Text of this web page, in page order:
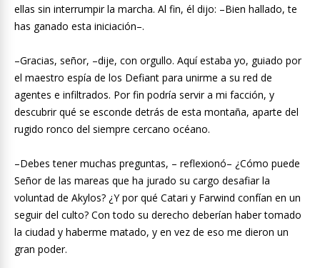
ellas sin interrumpir la marcha. Al fin, él dijo: –Bien hallado, te
has ganado esta iniciación–.
–Gracias, señor, –dije, con orgullo. Aquí estaba yo, guiado por
el maestro espía de los Defiant para unirme a su red de
agentes e infiltrados. Por fin podría servir a mi facción, y
descubrir qué se esconde detrás de esta montaña, aparte del
rugido ronco del siempre cercano océano.
–Debes tener muchas preguntas, – reflexionó– ¿Cómo puede
Señor de las mareas que ha jurado su cargo desafiar la
voluntad de Akylos? ¿Y por qué Catari y Farwind confían en un
seguir del culto? Con todo su derecho deberían haber tomado
la ciudad y haberme matado, y en vez de eso me dieron un
gran poder.